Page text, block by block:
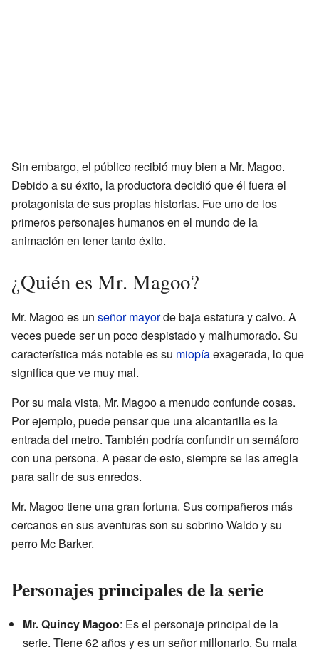
Sin embargo, el público recibió muy bien a Mr. Magoo.
Debido a su éxito, la productora decidió que él fuera el
protagonista de sus propias historias. Fue uno de los
primeros personajes humanos en el mundo de la
animación en tener tanto éxito.
¿Quién es Mr. Magoo?
Mr. Magoo es un señor mayorde baja estatura y calvo. A
veces puede ser un poco despistado y malhumorado. Su
característica más notable es su miopíaexagerada, lo que
significa que ve muy mal.
Por su mala vista, Mr. Magoo a menudo confunde cosas.
Por ejemplo, puede pensar que una alcantarilla es la
entrada del metro. También podría confundir un semáforo
con una persona. A pesar de esto, siempre se las arregla
para salir de sus enredos.
Mr. Magoo tiene una gran fortuna. Sus compañeros más
cercanos en sus aventuras son su sobrino Waldo y su
perro Mc Barker.
Personajes principales de la serie
Mr. Quincy Magoo: Es el personaje principal de la
serie. Tiene 62 años y es un señor millonario. Su mala